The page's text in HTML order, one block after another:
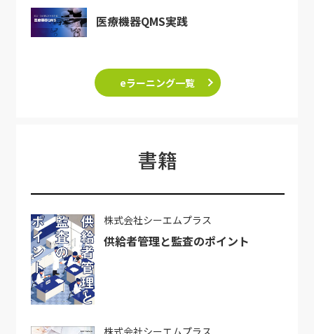
医療機器QMS実践
eラーニング一覧
書籍
株式会社シーエムプラス
供給者管理と監査のポイント